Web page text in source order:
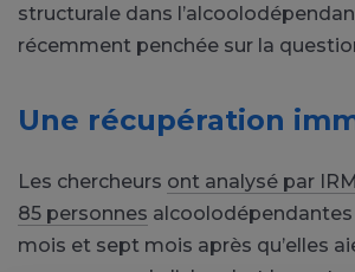
structurale dans
récemment penchée sur la
Une récupération
Les chercheurs ont analysé par
85 personnes alcoolodépendantes
mois et sept mois après qu’elles